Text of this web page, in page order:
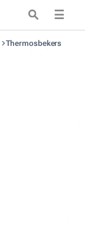
☰
Thermosbekers